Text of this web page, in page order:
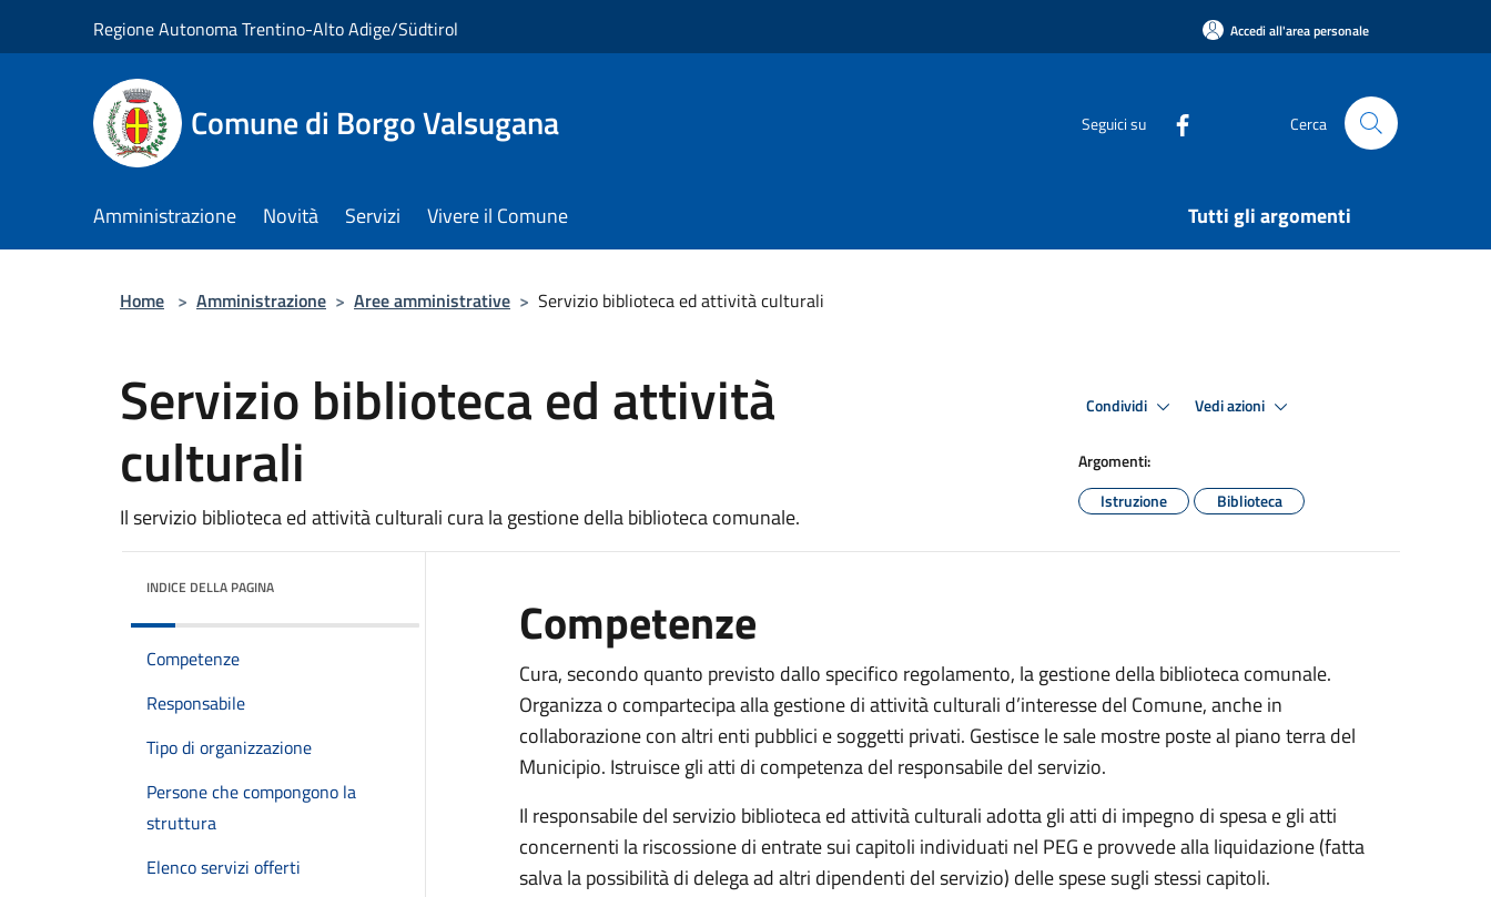
Regione Autonoma Trentino-Alto Adige/Südtirol Accedi all'area personale
Comune di Borgo Valsugana Seguici su Cerca
Amministrazione Novità Servizi Vivere il Comune Tutti gli argomenti
Home > Amministrazione > Aree amministrative > Servizio biblioteca ed attività culturali
Servizio biblioteca ed attività
culturali
Il servizio biblioteca ed attività culturali cura la gestione della biblioteca comunale.
Condividi Vedi azioni
Argomenti:
Istruzione
Biblioteca
INDICE DELLA PAGINA
Competenze
Responsabile
Tipo di organizzazione
Persone che compongono la
struttura
Elenco servizi offerti
Competenze
Cura, secondo quanto previsto dallo specifico regolamento, la gestione della biblioteca comunale.
Organizza o compartecipa alla gestione di attività culturali d’interesse del Comune, anche in
collaborazione con altri enti pubblici e soggetti privati. Gestisce le sale mostre poste al piano terra del
Municipio. Istruisce gli atti di competenza del responsabile del servizio.
Il responsabile del servizio biblioteca ed attività culturali adotta gli atti di impegno di spesa e gli atti
concernenti la riscossione di entrate sui capitoli individuati nel PEG e provvede alla liquidazione (fatta
salva la possibilità di delega ad altri dipendenti del servizio) delle spese sugli stessi capitoli.